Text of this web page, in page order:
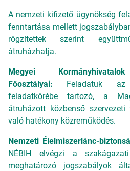
A nemzeti kifizető ügynökség
fenntartása mellett
rögzítettek szerint
átruházhatja.
Megyei
Főosztályai: Feladatuk
feladatkörébe tartozó, a
átruházott közbenső
való hatékony közreműködés.
Nemzeti Élelmiszerlánc-
NÉBIH elvégzi a
meghatározó jogszabályok